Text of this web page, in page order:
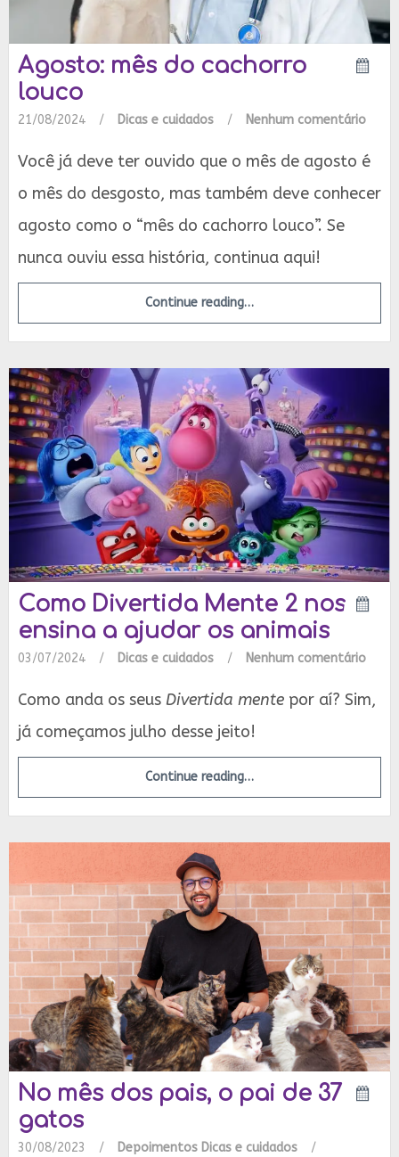
Agosto: mês do cachorro
louco
21/08/2024 / Dicas e cuidados / Nenhum comentário
Você já deve ter ouvido que o mês de agosto é
o mês do desgosto, mas também deve conhecer
agosto como o “mês do cachorro louco”. Se
nunca ouviu essa história, continua aqui!
Continue reading…
Como Divertida Mente 2 nos
ensina a ajudar os animais
03/07/2024 / Dicas e cuidados / Nenhum comentário
Como anda os seus Divertida mente por aí? Sim,
já começamos julho desse jeito!
Continue reading…
No mês dos pais, o pai de 37
gatos
30/08/2023 / Depoimentos Dicas e cuidados
/